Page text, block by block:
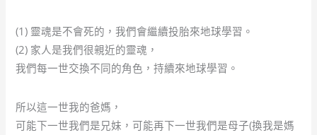
(1) 靈魂是不會死的，我們會繼續投胎來地球學習。
(2) 家人是我們很親近的靈魂，
我們每一世交換不同的角色，持續來地球學習。
所以這一世我的爸媽，
可能下一世我們是兄妹，可能再下一世我們是母子(換我是媽